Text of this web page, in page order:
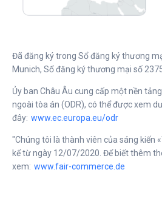
Đã đăng ký trong Sổ đăng ký thương
Munich, Sổ đăng ký thương mại số
Ủy ban Châu Âu cung cấp một nền
ngoài tòa án (ODR), có thể được xem
đây: www.ec.europa.eu/odr
"Chúng tôi là thành viên của sáng kiến
kể từ ngày 12/07/2020. Để biết thêm
xem: www.fair-commerce.de